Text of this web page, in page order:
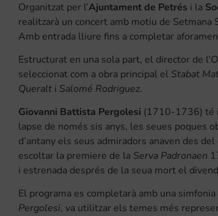
Organitzat per l’Ajuntament de Petrés i la
realitzarà un concert amb motiu de Setmana
Amb entrada lliure fins a completar
Estructurat en una sola part, el director de l’
seleccionat com a obra principal elStabat
Queralt i Salomé Rodriguez.
Giovanni Battista Pergolesi (1710-1736) té
lapse de només sis anys, les seues poques
d’antany els seus admiradors anaven des
escoltar la premiere de la Serva Padronaen
i estrenada després de la seua mort el
El programa es completarà amb una
Pergolesi, va utilitzar els temes més